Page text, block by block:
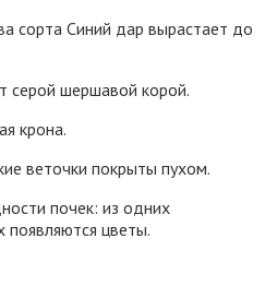
сорта Синий дар вырастает до
серой шершавой корой.
крона.
веточки покрыты пухом.
почек: из одних
появляются цветы.